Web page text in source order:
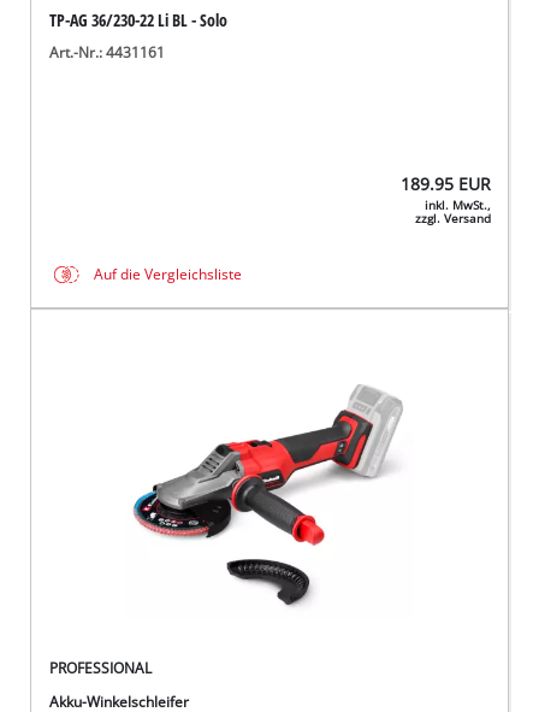
TP-AG 36/230-22 Li BL - Solo
Art.-Nr.: 4431161
189.95 EUR
inkl. MwSt.,
zzgl. Versand
Auf die Vergleichsliste
PROFESSIONAL
Akku-Winkelschleifer